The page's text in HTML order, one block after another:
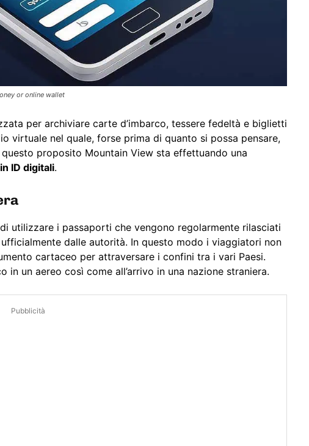
or online wallet
per archiviare carte d’imbarco, tessere fedeltà e biglietti
virtuale nel quale, forse prima di quanto si possa pensare,
proposito Mountain View sta effettuando una
ID digitali.
utilizzare i passaporti che vengono regolarmente rilasciati
dalle autorità. In questo modo i viaggiatori non
cartaceo per attraversare i confini tra i vari Paesi.
in un aereo così come all’arrivo in una nazione straniera.
Pubblicità